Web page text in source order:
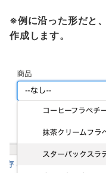
※例に沿った形だと
作成します。